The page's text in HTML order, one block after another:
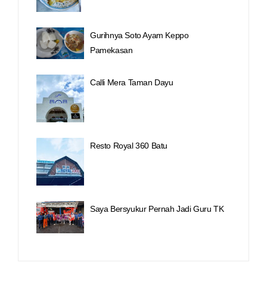
Gurihnya Soto Ayam Keppo
Pamekasan
Calli Mera Taman Dayu
Resto Royal 360 Batu
Saya Bersyukur Pernah Jadi Guru TK